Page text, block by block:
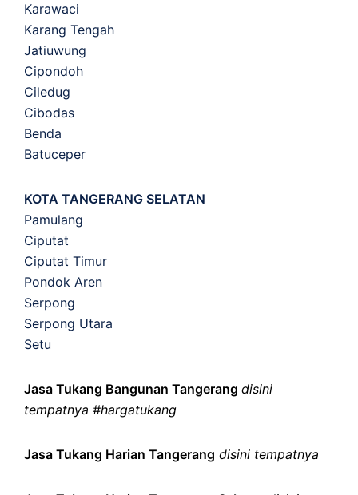
Karawaci
Karang Tengah
Jatiuwung
Cipondoh
Ciledug
Cibodas
Benda
Batuceper
KOTA TANGERANG SELATAN
Pamulang
Ciputat
Ciputat Timur
Pondok Aren
Serpong
Serpong Utara
Setu
Jasa Tukang Bangunan Tangerang disini
tempatnya #hargatukang
Jasa Tukang Harian Tangerang disini tempatnya